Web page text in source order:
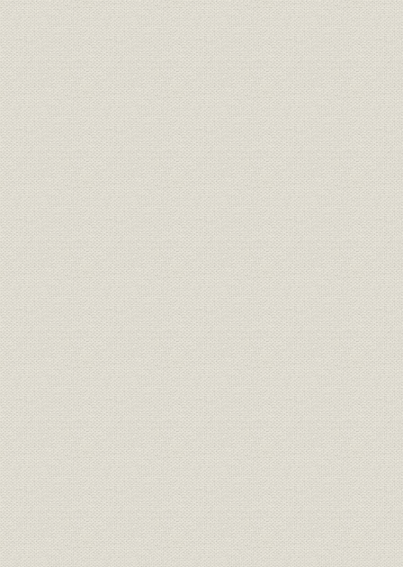
7 困難をきわめた京元線工事
8 「橋梁の間」の名をあげた各地橋梁工事
第2節 事業分野の拡大
1 鉄道国有化と工事請負業界
2 地域幹線新設工事の展開
3 水力電気界への進出
4 内地・朝鮮営業部分立時代の電力工事
5 わが国初のダム式の採用―野花南発電所
第3節 合資会社への移行
1 請負業界の転換期
2 「論告」体制の出発
3 浅利組長代理体制の危機
4 「内鮮分立体制」
5 朝鮮営業部と平壌談合事件
6 内地・朝鮮各営業部の経営状態